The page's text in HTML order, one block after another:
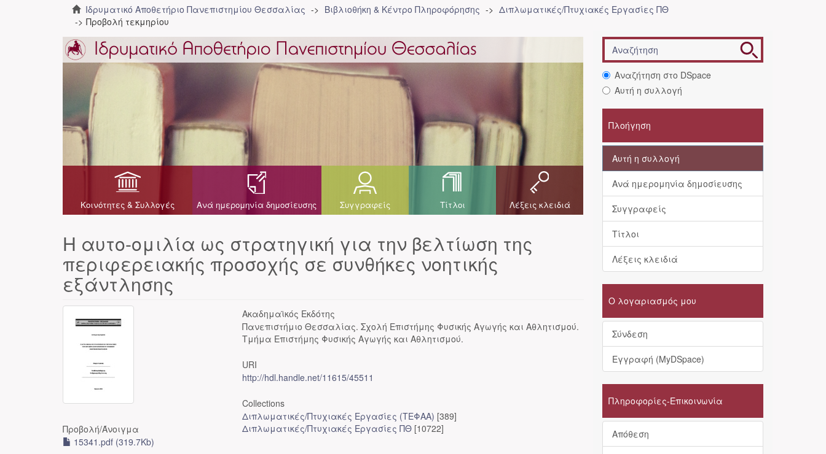
Ιδρυματικό Αποθετήριο Πανεπιστημίου Θεσσαλίας Βιβλιοθήκη & Κέντρο Πληροφόρησης
Διπλωματικές/Πτυχιακές Εργασίες ΠΘ
Προβολή τεκμηρίου
Κοινότητες & Συλλογές Ανά ημερομηνία δημοσίευσης Συγγραφείς Τίτλοι Λέξεις κλειδιά
Η αυτο-ομιλία ως στρατηγική για την βελτίωση της
περιφερειακής προσοχής σε συνθήκες νοητικής
εξάντλησης
Προβολή/Άνοιγμα
15341.pdf (319.7Kb)
Ακαδημαϊκός Εκδότης
Πανεπιστήμιο Θεσσαλίας. Σχολή Επιστήμης Φυσικής Αγωγής και Αθλητισμού.
Τμήμα Επιστήμης Φυσικής Αγωγής και Αθλητισμού.
URI
http://hdl.handle.net/11615/45511
Collections
Διπλωματικές/Πτυχιακές Εργασίες (ΤΕΦΑΑ) [389]
Διπλωματικές/Πτυχιακές Εργασίες ΠΘ [10722]
Αναζήτηση στο DSpace
Αυτή η συλλογή
Πλοήγηση
Αυτή η συλλογή
Ανά ημερομηνία δημοσίευσης
Συγγραφείς
Τίτλοι
Λέξεις κλειδιά
Ο λογαριασμός μου
Σύνδεση
Εγγραφή (MyDSpace)
Πληροφορίες-Επικοινωνία
Απόθεση